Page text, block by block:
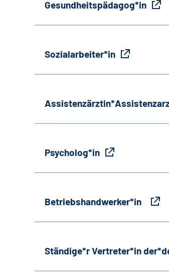
Gesundheitspädagog*in
Sozialarbeiter*in
Psycholog*in
Betriebshandwerker*in
Ständige*r Vertreter*in